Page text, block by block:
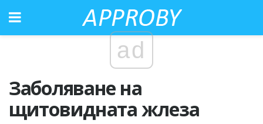
ad
Заболяване на
щитовидната жлеза